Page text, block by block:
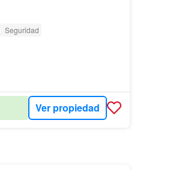
Seguridad
Ver propiedad